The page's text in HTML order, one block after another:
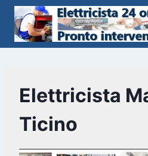
Salta
contenuto
Elettricista
Ticino